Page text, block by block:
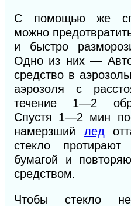
С помощью же
можно
и быстро
Одно из них —
средство в
аэрозоля с
течение 1—2
Спустя 1—2 мин
намерзший лед
стекло
бумагой и
средством.
Чтобы стекло